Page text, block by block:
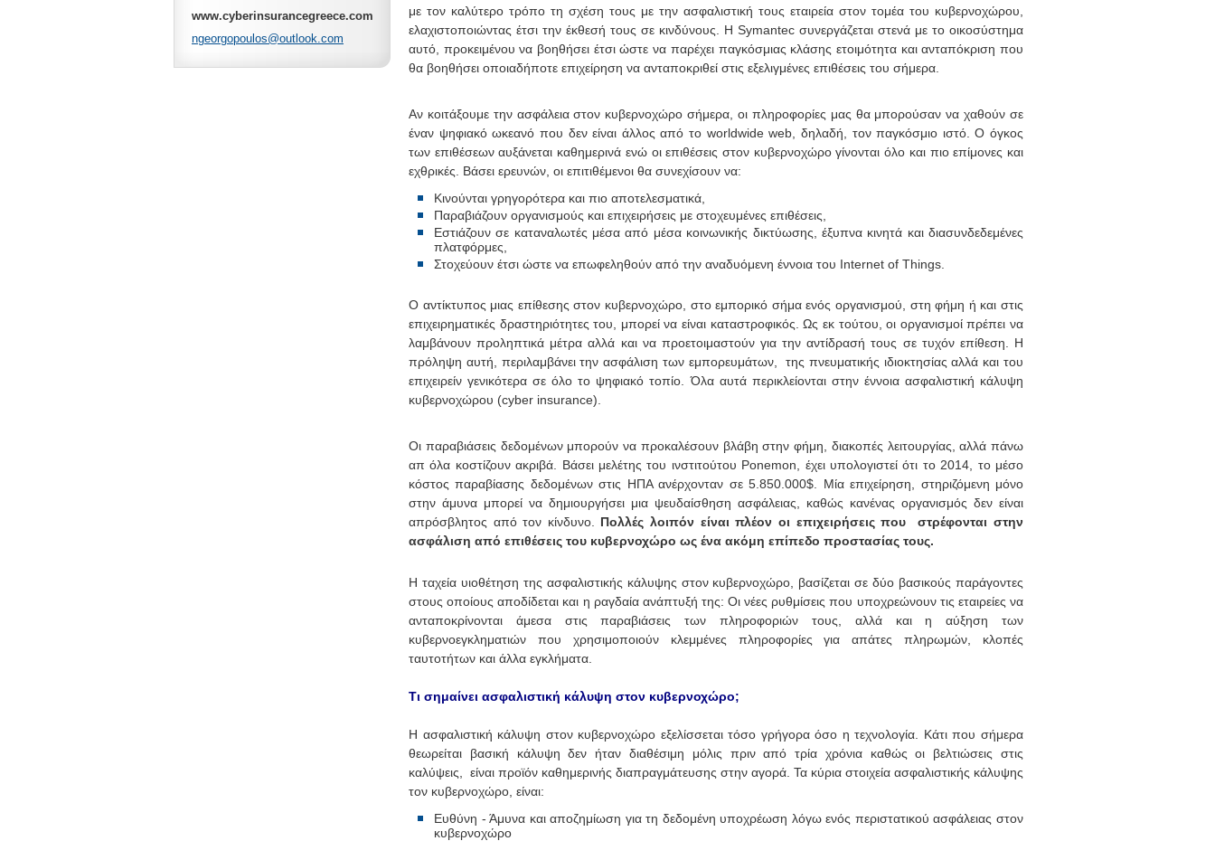
με τον καλύτερο τρόπο τη σχέση τους με την ασφαλιστική τους εταιρεία στον τομέα του κυβερνοχώρου,
ελαχιστοποιώντας έτσι την έκθεσή τους σε κινδύνους. Η Symantec συνεργάζεται στενά με το οικοσύστημα
αυτό, προκειμένου να βοηθήσει έτσι ώστε να παρέχει παγκόσμιας κλάσης ετοιμότητα και ανταπόκριση που
θα βοηθήσει οποιαδήποτε επιχείρηση να ανταποκριθεί στις εξελιγμένες επιθέσεις του σήμερα.
Αν κοιτάξουμε την ασφάλεια στον κυβερνοχώρο σήμερα, οι πληροφορίες μας θα μπορούσαν να χαθούν σε
έναν ψηφιακό ωκεανό που δεν είναι άλλος από το worldwide web, δηλαδή, τον παγκόσμιο ιστό. Ο όγκος
των επιθέσεων αυξάνεται καθημερινά ενώ οι επιθέσεις στον κυβερνοχώρο γίνονται όλο και πιο επίμονες και
εχθρικές. Βάσει ερευνών, οι επιτιθέμενοι θα συνεχίσουν να:
Κινούνται γρηγορότερα και πιο αποτελεσματικά,
Παραβιάζουν οργανισμούς και επιχειρήσεις με στοχευμένες επιθέσεις,
Εστιάζουν σε καταναλωτές μέσα από μέσα κοινωνικής δικτύωσης, έξυπνα κινητά και διασυνδεδεμένες
πλατφόρμες,
Στοχεύουν έτσι ώστε να επωφεληθούν από την αναδυόμενη έννοια του Internet of Things.
Ο αντίκτυπος μιας επίθεσης στον κυβερνοχώρο, στο εμπορικό σήμα ενός οργανισμού, στη φήμη ή και στις
επιχειρηματικές δραστηριότητες του, μπορεί να είναι καταστροφικός. Ως εκ τούτου, οι οργανισμοί πρέπει να
λαμβάνουν προληπτικά μέτρα αλλά και να προετοιμαστούν για την αντίδρασή τους σε τυχόν επίθεση. Η
πρόληψη αυτή, περιλαμβάνει την ασφάλιση των εμπορευμάτων, της πνευματικής ιδιοκτησίας αλλά και του
επιχειρείν γενικότερα σε όλο το ψηφιακό τοπίο. Όλα αυτά περικλείονται στην έννοια ασφαλιστική κάλυψη
κυβερνοχώρου (cyber insurance).
Οι παραβιάσεις δεδομένων μπορούν να προκαλέσουν βλάβη στην φήμη, διακοπές λειτουργίας, αλλά πάνω
απ όλα κοστίζουν ακριβά. Βάσει μελέτης του ινστιτούτου Ponemon, έχει υπολογιστεί ότι το 2014, το μέσο
κόστος παραβίασης δεδομένων στις ΗΠΑ ανέρχονταν σε 5.850.000$. Μία επιχείρηση, στηριζόμενη μόνο
στην άμυνα μπορεί να δημιουργήσει μια ψευδαίσθηση ασφάλειας, καθώς κανένας οργανισμός δεν είναι
απρόσβλητος από τον κίνδυνο. Πολλές λοιπόν είναι πλέον οι επιχειρήσεις που στρέφονται στην
ασφάλιση από επιθέσεις του κυβερνοχώρο ως ένα ακόμη επίπεδο προστασίας τους.
Η ταχεία υιοθέτηση της ασφαλιστικής κάλυψης στον κυβερνοχώρο, βασίζεται σε δύο βασικούς παράγοντες
στους οποίους αποδίδεται και η ραγδαία ανάπτυξή της: Οι νέες ρυθμίσεις που υποχρεώνουν τις εταιρείες να
ανταποκρίνονται άμεσα στις παραβιάσεις των πληροφοριών τους, αλλά και η αύξηση των
κυβερνοεγκληματιών που χρησιμοποιούν κλεμμένες πληροφορίες για απάτες πληρωμών, κλοπές
ταυτοτήτων και άλλα εγκλήματα.
Τι σημαίνει ασφαλιστική κάλυψη στον κυβερνοχώρο;
Η ασφαλιστική κάλυψη στον κυβερνοχώρο εξελίσσεται τόσο γρήγορα όσο η τεχνολογία. Κάτι που σήμερα
θεωρείται βασική κάλυψη δεν ήταν διαθέσιμη μόλις πριν από τρία χρόνια καθώς οι βελτιώσεις στις
καλύψεις, είναι προϊόν καθημερινής διαπραγμάτευσης στην αγορά. Τα κύρια στοιχεία ασφαλιστικής κάλυψης
τον κυβερνοχώρο, είναι:
Ευθύνη - Άμυνα και αποζημίωση για τη δεδομένη υποχρέωση λόγω ενός περιστατικού ασφάλειας στον
κυβερνοχώρο
www.cyberinsurancegreece.com
ngeorgopoulos@outlook.com